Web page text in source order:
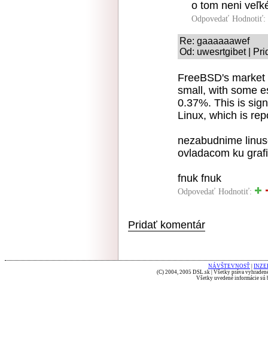
o tom neni
Odpovedať Hodnotiť:
Re: gaaaaaawef
Od: uwesrtgibet |
FreeBSD's
small, with some
0.37%. This is
Linux, which is
nezabudnime
ovladacom ku
fnuk fnuk
Odpovedať Hodnotiť:
Pridať komentár
NÁVŠTEVNOSŤ
(C) 2004, 2005 DSL.sk | Všetky práva
Všetky uvedené informácie sú